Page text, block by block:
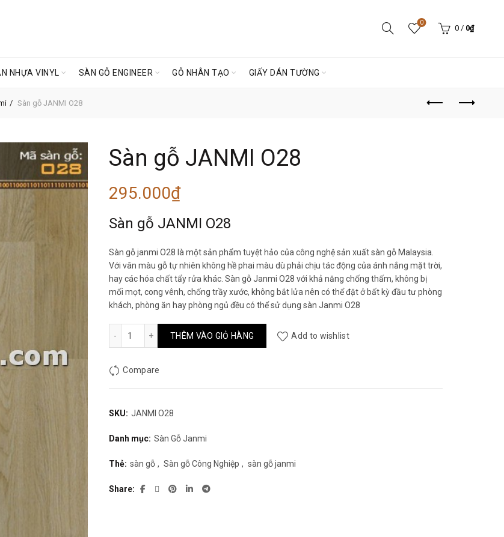
0
0 / 0₫
NHỰA VINYL SÀN GỖ ENGINEER GỖ NHÂN TẠO GIẤY DÁN TƯỜNG
Sàn gỗ JANMI O28
Sàn gỗ JANMI O28
295.000₫
Sàn gỗ JANMI O28
Sàn gỗ janmi O28 là một sản phẩm tuyệt hảo của công nghệ sản xuất sàn gỗ Malaysia.
Với vân màu gỗ tự nhiên không hề phai màu dù phải chịu tác động của ánh nắng mặt trời,
hay các hóa chất tẩy rửa khác. Sàn gỗ Janmi O28 với khả năng chống thấm, không bị
mối mọt, cong vênh, chống trầy xước, không bắt lửa nên có thể đặt ở bất kỳ đầu tư phòng
khách, phòng ăn hay phòng ngủ đều có thể sử dụng sàn Janmi O28
Sàn gỗ JANMI O28 số lượng
THÊM VÀO GIỎ HÀNG Add to wishlist
Compare
SKU: JANMI O28
Danh mục: Sàn Gỗ Janmi
Thẻ: sàn gỗ , Sàn gỗ Công Nghiệp , sàn gỗ janmi
Share